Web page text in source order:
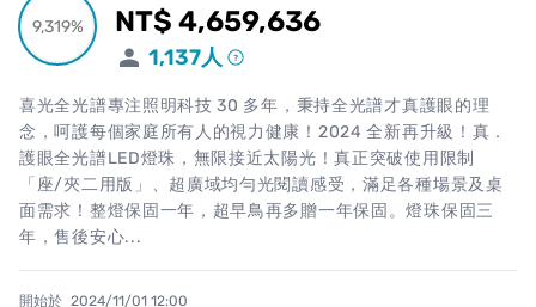
9,319%
9,319% 累計集資金額
NT$ 4,659,636
1,137人
喜光全光譜專注照明科技 30 多年，秉持全光譜才真護眼的理
念，呵護每個家庭所有人的視力健康！2024 全新再升級！真．
護眼全光譜LED燈珠，無限接近太陽光！真正突破使用限制
「座/夾二用版」、超廣域均勻光閱讀感受，滿足各種場景及桌
面需求！整燈保固一年，超早鳥再多贈一年保固。燈珠保固三
年，售後安心...
開始於 2024/11/01 12:00